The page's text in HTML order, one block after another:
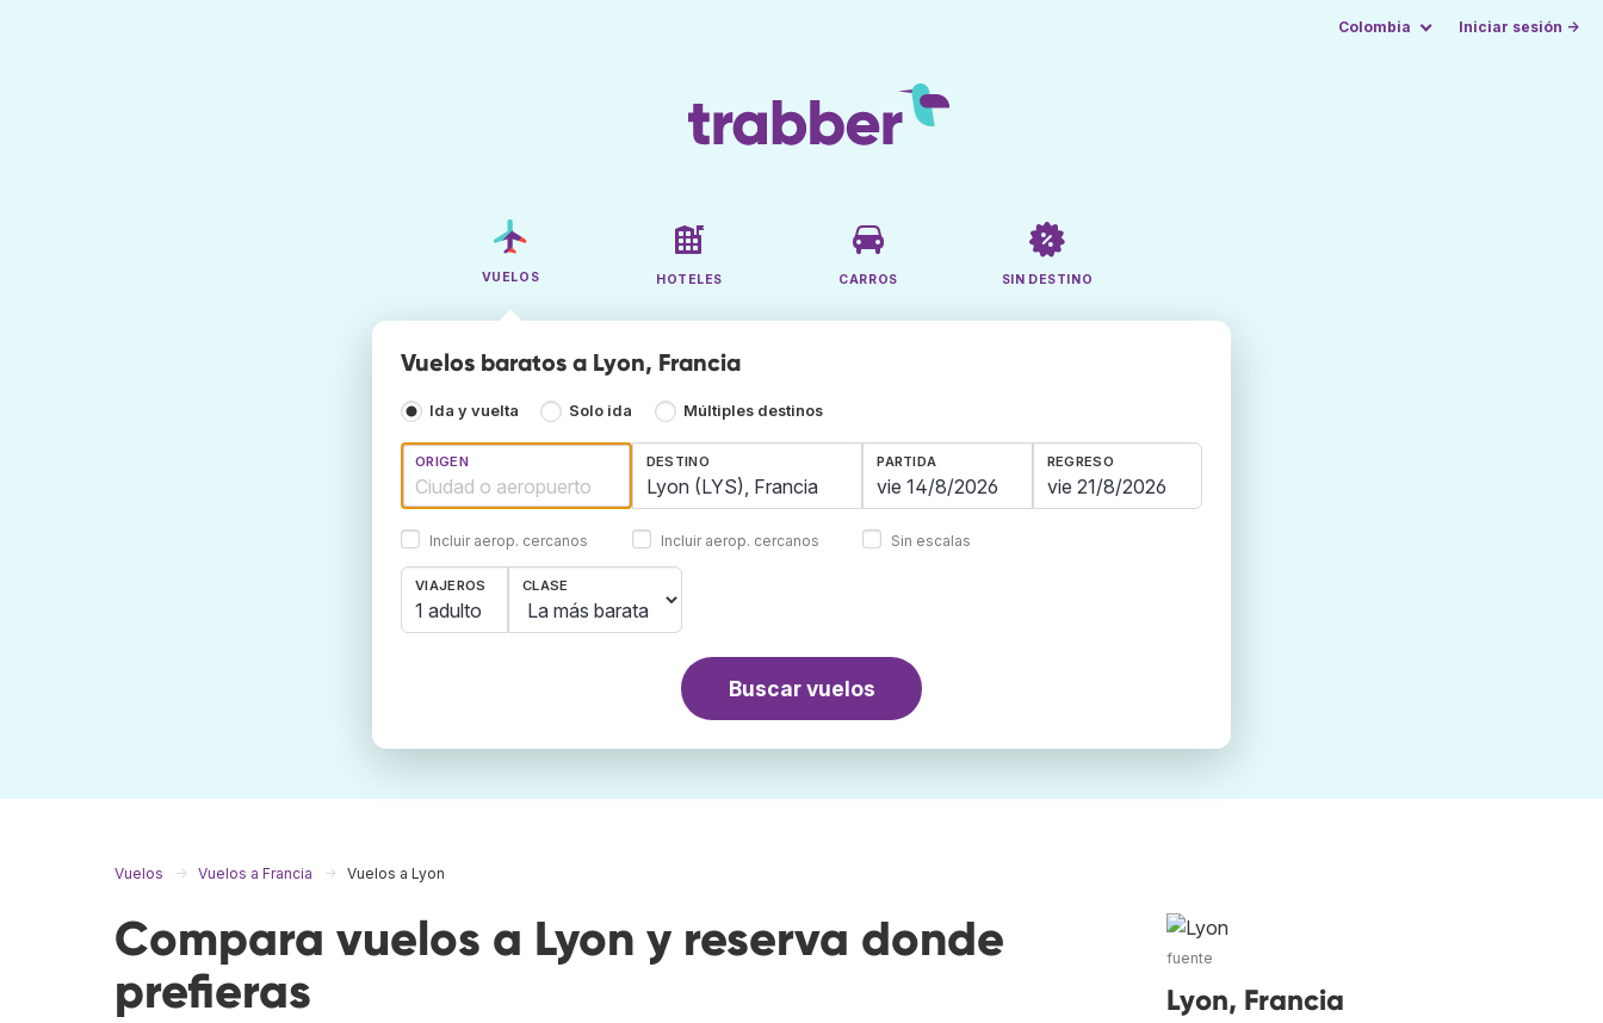
Colombia Iniciar sesión →
VUELOS HOTELES CARROS SIN DESTINO
Vuelos baratos a Lyon, Francia
Ida y vuelta Solo ida Múltiples destinos
ORIGEN
Incluir aerop. cercanos
DESTINO
Incluir aerop. cercanos
PARTIDA REGRESO
Sin escalas
VIAJEROS
1 adulto
CLASE
Buscar vuelos
Vuelos Vuelos a Francia Vuelos a Lyon
Compara vuelos a Lyon y reserva donde
prefieras
fuente
Lyon, Francia